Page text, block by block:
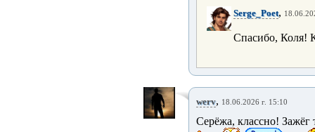
Serge_Poet,
Спасибо, Коля!
werv, 18.06.2026 г. 15:10
Серёжа, классно! Зажёг